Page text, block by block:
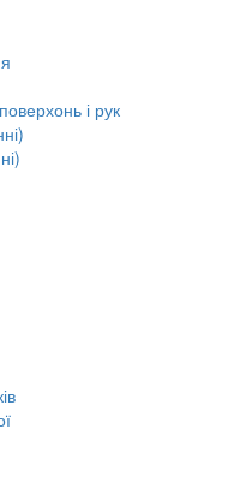
і рук